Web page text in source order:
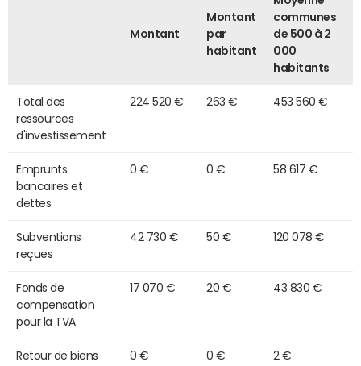
Montant
Montant
par
habitant
communes
de 500 à 2
000
habitants
Total des
ressources
d'investissement
224 520 € 263 € 453 560 €
Emprunts
bancaires et
dettes
0 € 0 € 58 617 €
Subventions
reçues
42 730 € 50 € 120 078 €
Fonds de
compensation
pour la TVA
17 070 € 20 € 43 830 €
Retour de biens 0 € 0 € 2 €